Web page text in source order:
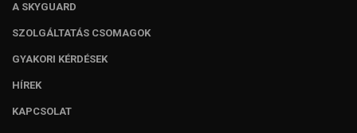
A SKYGUARD
SZOLGÁLTATÁS CSOMAGOK
GYAKORI KÉRDÉSEK
HÍREK
KAPCSOLAT